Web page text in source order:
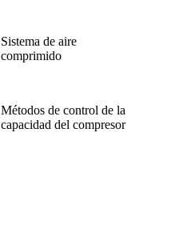
Sistema de aire
comprimido
Métodos de control de la
capacidad del compresor